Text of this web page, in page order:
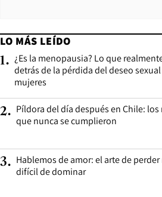
LO MÁS LEÍDO
1. ¿Es la menopausia? Lo que
detrás de la pérdida del deseo
mujeres
2. Píldora del día después en Chile: los
que nunca se cumplieron
3. Hablemos de amor: el arte de perder
difícil de dominar